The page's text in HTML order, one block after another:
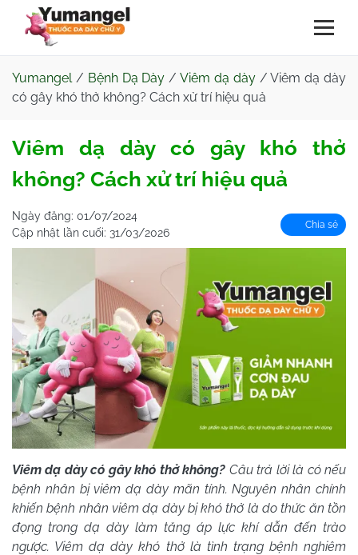
Yumangel/ Bệnh Dạ Dày /Viêm dạ dày/Viêm dạ dày
có gây khó thở không? Cách xử trí hiệu quả
Viêm dạ dày có gây khó thở
không? Cách xử trí hiệu quả
Ngày đăng: 01/07/2024
Cập nhật lần cuối: 31/03/2026
Chia sẻ
Viêm dạ dày có gây khó thở không? Câu trả lời là có nếu
bệnh nhân bị viêm dạ dày mãn tính. Nguyên nhân chính
khiến bệnh nhân viêm dạ dày bị khó thở là do thức ăn tồn
đọng trong dạ dày làm tăng áp lực khí dẫn đến trào
ngược. Viêm dạ dày khó thở là tình trạng bệnh nghiêm